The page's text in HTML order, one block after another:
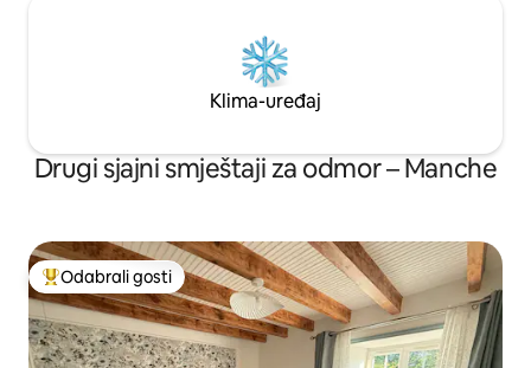
Klima-uređaj
Drugi sjajni smještaji za odmor – Manche
Među najviše rangiranima s oznakom „Odabrali gosti”
Odabrali gosti